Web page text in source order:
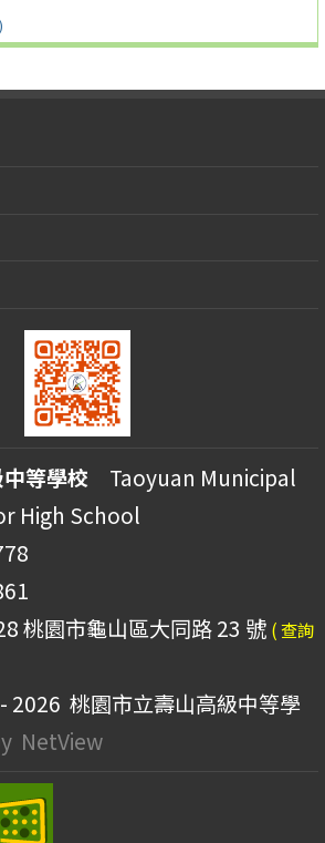
等學校 Taoyuan Municipal
High School
桃園市龜山區大同路 23 號 ( 查詢
2026 桃園市立壽山高級中等學
NetView